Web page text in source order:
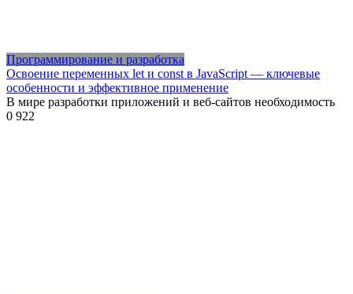
Программирование и разработка
Освоение переменных let и const в JavaScript — ключевые
особенности и эффективное применение
В мире разработки приложений и веб-сайтов необходимость
0 922